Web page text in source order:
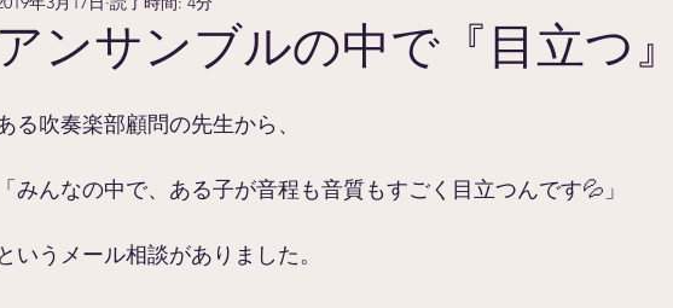
のために 日常とアレクサンダー･テクニーク
アンサンブルの中で『目立つ』
る吹奏楽部顧問の先生から、
「みんなの中で、ある子が音程も音質もすごく目立つんです💦」
というメール相談がありました。